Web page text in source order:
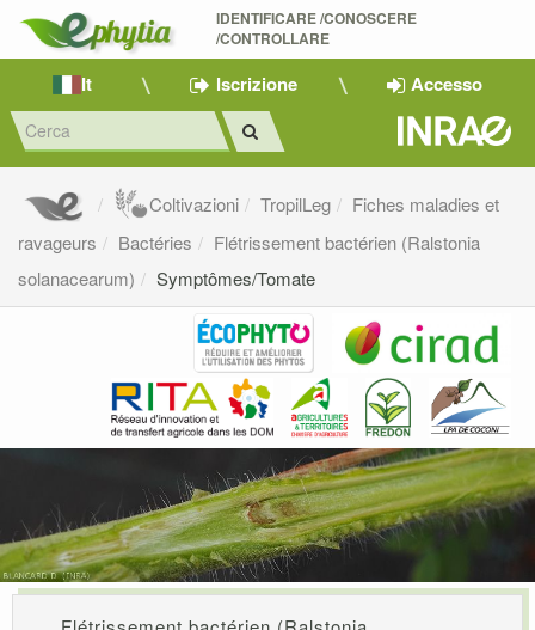
IDENTIFICARE /CONOSCERE
/CONTROLLARE
It Iscrizione Accesso
Coltivazioni TropilLeg
Fiches maladies et
ravageurs
Bactéries
Flétrissement bactérien (Ralstonia
solanacearum)
Symptômes/Tomate